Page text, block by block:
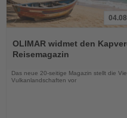
Sie
die
Nachrichten
OLIMAR widmet den
Reisemagazin
Das neue 20-seitige Magazin stellt die
Vulkanlandschaften vor